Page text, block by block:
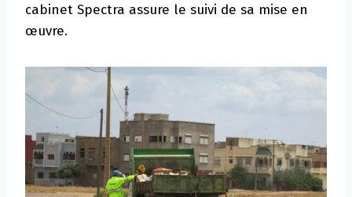
cabinet Spectra assure le suivi de sa mise en
œuvre.